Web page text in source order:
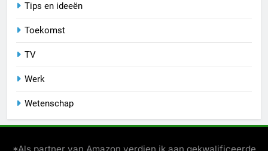
Tips en ideeën
Toekomst
TV
Werk
Wetenschap